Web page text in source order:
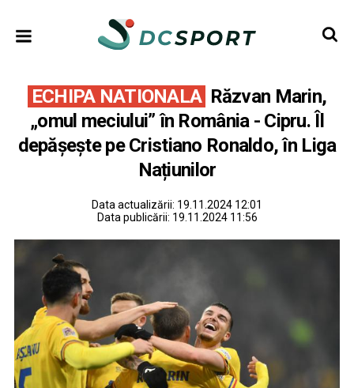
ECHIPA NATIONALA Răzvan Marin,
„omul meciului” în România - Cipru. Îl
depășește pe Cristiano Ronaldo, în Liga
Națiunilor
Data actualizării: 19.11.2024 12:01
Data publicării: 19.11.2024 11:56